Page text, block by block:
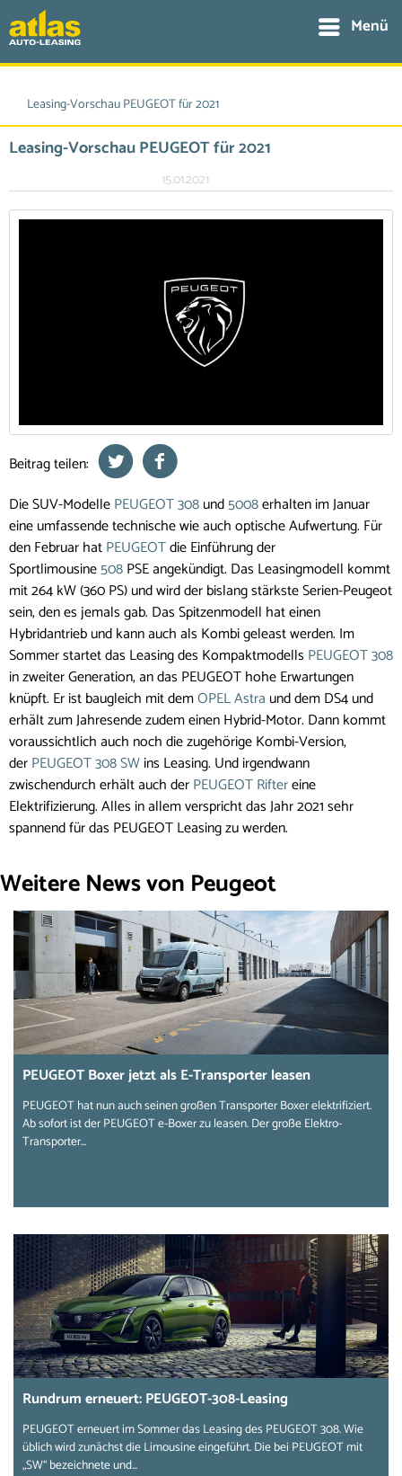
Menü
Leasing-Vorschau PEUGEOT für 2021
Leasing-Vorschau PEUGEOT für 2021
15.01.2021
Beitrag teilen:
Die SUV-ModellePEUGEOT 308und5008erhalten im Januar
eine umfassende technische wie auch optische Aufwertung. Für
den Februar hatPEUGEOTdie Einführung der
Sportlimousine508PSE angekündigt. Das Leasingmodell kommt
mit 264 kW (360 PS) und wird der bislang stärkste Serien-Peugeot
sein, den es jemals gab. Das Spitzenmodell hat einen
Hybridantrieb und kann auch als Kombi geleast werden. Im
Sommer startet das Leasing des KompaktmodellsPEUGEOT 308
in zweiter Generation, an das PEUGEOT hohe Erwartungen
knüpft. Er ist baugleich mit demOPEL Astra und dem DS4 und
erhält zum Jahresende zudem einen Hybrid-Motor. Dann kommt
voraussichtlich auch noch die zugehörige Kombi-Version,
derPEUGEOT 308 SWins Leasing. Und irgendwann
zwischendurch erhält auch derPEUGEOT Riftereine
Elektrifizierung. Alles in allem verspricht das Jahr 2021 sehr
spannend für das PEUGEOT Leasing zu werden.
Weitere News von Peugeot
PEUGEOT Boxer jetzt als E-Transporter leasen
PEUGEOT hat nun auch seinen großen Transporter Boxer elektrifiziert.
Ab sofort ist der PEUGEOT e-Boxer zu leasen. Der große Elektro-
Transporter...
Rundrum erneuert: PEUGEOT-308-Leasing
PEUGEOT erneuert im Sommer das Leasing des PEUGEOT 308. Wie
üblich wird zunächst die Limousine eingeführt. Die bei PEUGEOT mit
„SW“ bezeichnete und...